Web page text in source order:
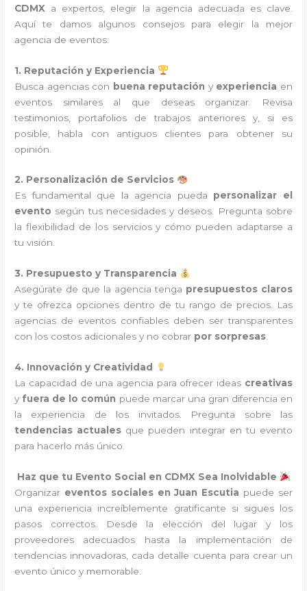
CDMX a expertos, elegir la agencia adecuada es clave.
Aquí te damos algunos consejos para elegir la mejor
agencia de eventos:
1. Reputación y Experiencia
Busca agencias con buena reputación y experiencia en
eventos similares al que deseas organizar. Revisa
testimonios, portafolios de trabajos anteriores y, si es
posible, habla con antiguos clientes para obtener su
opinión.
2. Personalización de Servicios
Es fundamental que la agencia pueda personalizar el
evento según tus necesidades y deseos. Pregunta sobre
la flexibilidad de los servicios y cómo pueden adaptarse a
tu visión.
3. Presupuesto y Transparencia
Asegúrate de que la agencia tenga presupuestos claros
y te ofrezca opciones dentro de tu rango de precios. Las
agencias de eventos confiables deben ser transparentes
con los costos adicionales y no cobrar por sorpresas.
4. Innovación y Creatividad
La capacidad de una agencia para ofrecer ideas creativas
y fuera de lo común puede marcar una gran diferencia en
la experiencia de los invitados. Pregunta sobre las
tendencias actuales que pueden integrar en tu evento
para hacerlo más único.
Haz que tu Evento Social en CDMX Sea Inolvidable
Organizar eventos sociales en Juan Escutia puede ser
una experiencia increíblemente gratificante si sigues los
pasos correctos. Desde la elección del lugar y los
proveedores adecuados hasta la implementación de
tendencias innovadoras, cada detalle cuenta para crear un
evento único y memorable.